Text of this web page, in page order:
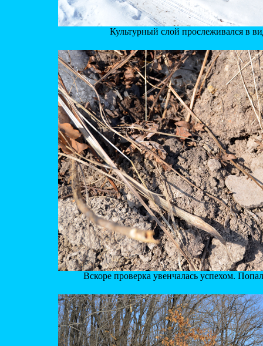
Культурный слой прослеживался в
Вскоре проверка увенчалась успехом.